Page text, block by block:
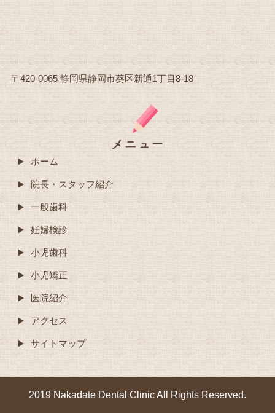
〒420-0065 静岡県静岡市葵区新通1丁目8-18
ホーム
院長・スタッフ紹介
一般歯科
妊婦検診
小児歯科
小児矯正
医院紹介
アクセス
サイトマップ
2019 Nakadate Dental Clinic All Rights Reserved.